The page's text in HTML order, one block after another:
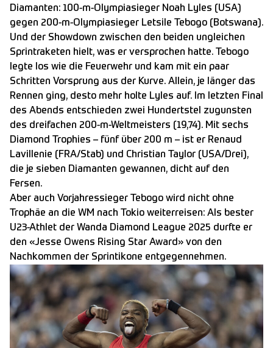
Diamanten: 100-m-Olympiasieger Noah Lyles (USA)
gegen 200-m-Olympiasieger Letsile Tebogo (Botswana).
Und der Showdown zwischen den beiden ungleichen
Sprintraketen hielt, was er versprochen hatte. Tebogo
legte los wie die Feuerwehr und kam mit ein paar
Schritten Vorsprung aus der Kurve. Allein, je länger das
Rennen ging, desto mehr holte Lyles auf. Im letzten Final
des Abends entschieden zwei Hundertstel zugunsten
des dreifachen 200-m-Weltmeisters (19,74). Mit sechs
Diamond Trophies – fünf über 200 m – ist er Renaud
Lavillenie (FRA/Stab) und Christian Taylor (USA/Drei),
die je sieben Diamanten gewannen, dicht auf den
Fersen.
Aber auch Vorjahressieger Tebogo wird nicht ohne
Trophäe an die WM nach Tokio weiterreisen: Als bester
U23-Athlet der Wanda Diamond League 2025 durfte er
den «Jesse Owens Rising Star Award» von den
Nachkommen der Sprintikone entgegennehmen.